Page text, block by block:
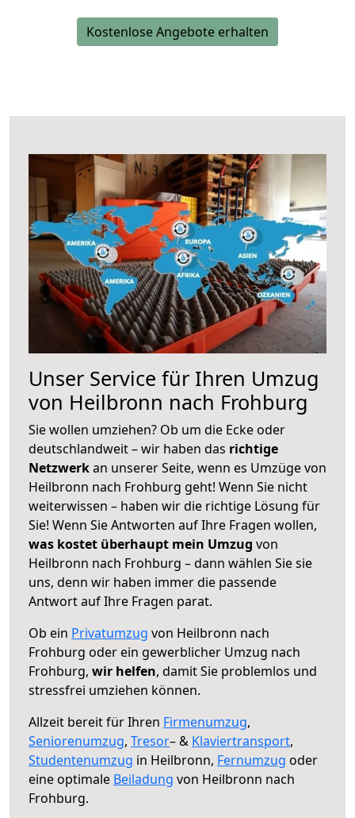
Kostenlose Angebote erhalten
Unser Service für Ihren Umzug
von Heilbronn nach Frohburg
Sie wollen umziehen? Ob um die Ecke oder
deutschlandweit – wir haben das richtige
Netzwerkan unserer Seite, wenn es Umzüge von
Heilbronn nach Frohburg geht! Wenn Sie nicht
weiterwissen – haben wir die richtige Lösung für
Sie! Wenn Sie Antworten auf Ihre Fragen wollen,
was kostet überhaupt mein Umzug von
Heilbronn nach Frohburg – dann wählen Sie sie
uns, denn wir haben immer die passende
Antwort auf Ihre Fragen parat.
Ob ein Privatumzug von Heilbronn nach
Frohburg oder ein gewerblicher Umzug nach
Frohburg, wir helfen, damit Sie problemlos und
stressfrei umziehen können.
Allzeit bereit für Ihren Firmenumzug,
Seniorenumzug, Tresor– & Klaviertransport,
Studentenumzug in Heilbronn, Fernumzug oder
eine optimale Beiladung von Heilbronn nach
Frohburg.